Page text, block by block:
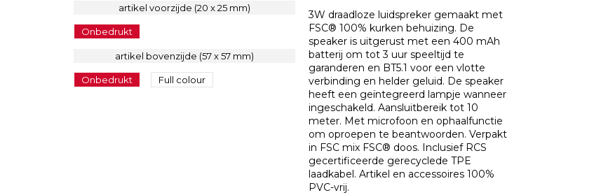
artikel voorzijde (20 x 25 mm)
Onbedrukt
artikel bovenzijde (57 x 57 mm)
Onbedrukt Full colour
3W draadloze luidspreker gemaakt met
FSC® 100% kurken behuizing. De
speaker is uitgerust met een 400 mAh
batterij om tot 3 uur speeltijd te
garanderen en BT5.1 voor een vlotte
verbinding en helder geluid. De speaker
heeft een geïntegreerd lampje wanneer
ingeschakeld. Aansluitbereik tot 10
meter. Met microfoon en ophaalfunctie
om oproepen te beantwoorden. Verpakt
in FSC mix FSC® doos. Inclusief RCS
gecertificeerde gerecyclede TPE
laadkabel. Artikel en accessoires 100%
PVC-vrij.